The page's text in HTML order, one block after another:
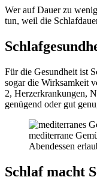
Wer auf Dauer zu
tun, weil die
Für die Gesundheit ist
sogar die Wirksamkeit
2, Herzerkrankungen,
genügend oder gut
mediterrane
Abendessen
Schlaf macht